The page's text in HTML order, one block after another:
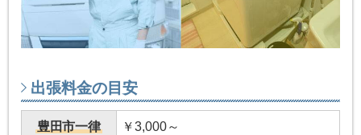
出張料金の目安
豊田市一律 ￥3,000～